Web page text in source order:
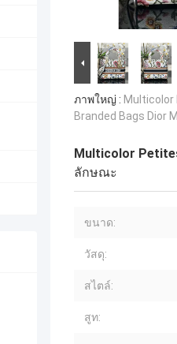
ภาพใหญ่ : Multicolor
Branded Bags Dior
Multicolor
ลักษณะ
ขนาด:
วัสดุ:
สไตล์:
สูท: